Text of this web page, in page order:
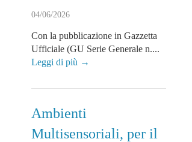
04/06/2026
Con la pubblicazione in Gazzetta
Ufficiale (GU Serie Generale n....
Leggi di più →
Ambienti
Multisensoriali, per il